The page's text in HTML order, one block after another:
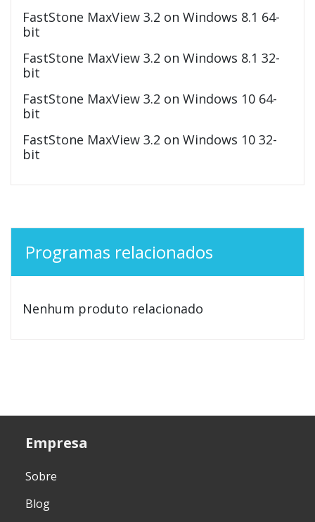
FastStone MaxView 3.2 on Windows 8.1 64-
bit
FastStone MaxView 3.2 on Windows 8.1 32-
bit
FastStone MaxView 3.2 on Windows 10 64-
bit
FastStone MaxView 3.2 on Windows 10 32-
bit
Programas relacionados
Nenhum produto relacionado
Empresa
Sobre
Blog